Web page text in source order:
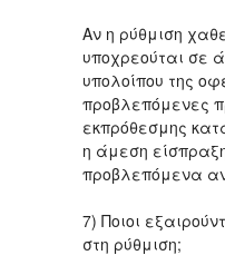
Αν η ρύθμιση
υποχρεούται σε
υπολοίπου της
προβλεπόμενες
εκπρόθεσμης
η άμεση
προβλεπόμενα
7) Ποιοι
στη ρύθμιση;